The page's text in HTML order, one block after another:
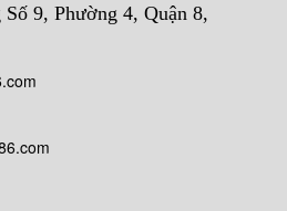
9, Phường 4, Quận 8,